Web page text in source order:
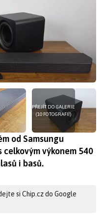
PŘEJÍT DO GALERIE
(10 FOTOGRAFIÍ)
od Samsungu
výkonem 540
i basů.
si Chip.cz do Google